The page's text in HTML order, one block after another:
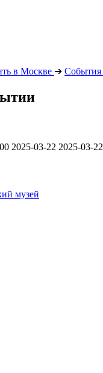
в Москве ➔ События
2025-03-22 2025-03-22
музей